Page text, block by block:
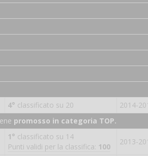
4° classificato su 20
2014-
promosso in categoria TOP.
1° classificato su 14
Punti validi per la classifica: 100
2013-